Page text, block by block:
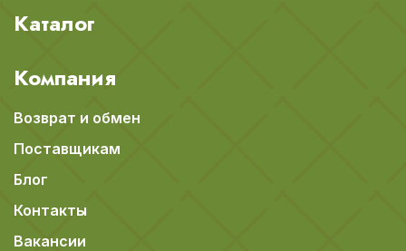
Каталог
Компания
Возврат и обмен
Поставщикам
Блог
Контакты
Вакансии